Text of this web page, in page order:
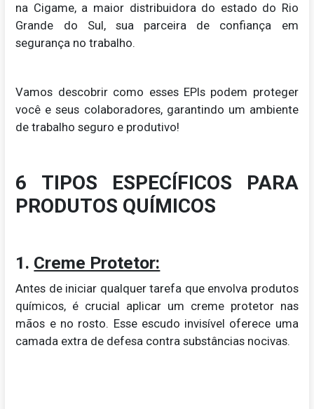
na Cigame, a maior distribuidora do estado do Rio
Grande do Sul, sua parceira de confiança em
segurança no trabalho.
Vamos descobrir como esses EPIs podem proteger
você e seus colaboradores, garantindo um ambiente
de trabalho seguro e produtivo!
6 TIPOS ESPECÍFICOS PARA
PRODUTOS QUÍMICOS
1. Creme Protetor:
Antes de iniciar qualquer tarefa que envolva produtos
químicos, é crucial aplicar um creme protetor nas
mãos e no rosto. Esse escudo invisível oferece uma
camada extra de defesa contra substâncias nocivas.